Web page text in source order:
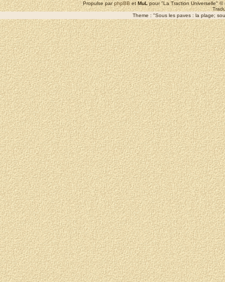
Propulse parphpBBetMuLpour "La Traction Universelle"
Theme : "Sous les paves : la plage;